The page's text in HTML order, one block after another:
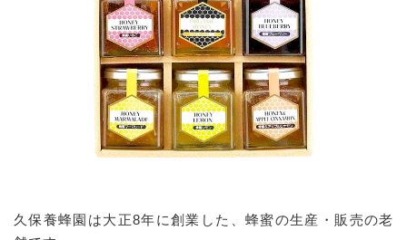
久保養蜂園は大正8年に創業した、蜂蜜の生産・販売の老